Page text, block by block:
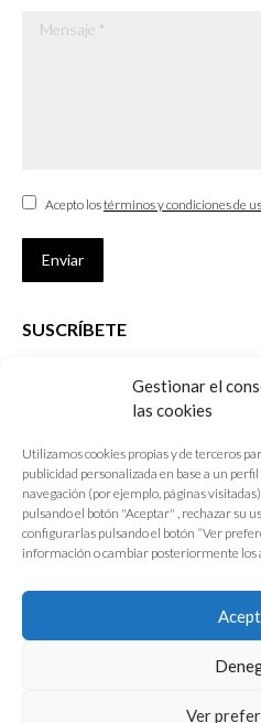
Gestionar el
las cookies
Utilizamos cookies propias y de terceros
publicidad personalizada en base a un
navegación (por ejemplo, páginas
pulsando el botón "Aceptar" , rechazar su
configurarlas pulsando el botón “Ver
información o cambiar posteriormente los
Ver
Mensaje *
Acepto lostérminos y condiciones de
Enviar
SUSCRÍBETE
que desarrolla el Colegio de
E-mail *
Acepto lostérminos y condiciones de
Enviar